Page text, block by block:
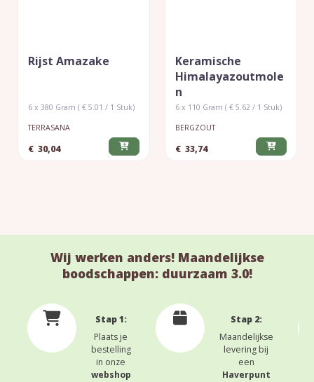
Rijst Amazake
6 x 380 Gram ( € 5.01 / 1 Stuk)
TERRASANA
€ 30,04
Keramische
Himalayazoutmole
N
6 x 110 Gram ( € 5.62 / 1 Stuk)
BERGZOUT
€ 33,74
Wij werken anders! Maandelijkse
boodschappen: duurzaam 3.0!
Stap 1:
Plaats je
bestelling
in onze
webshop
Stap 2:
Maandelijkse
levering bij
een
Haverpunt